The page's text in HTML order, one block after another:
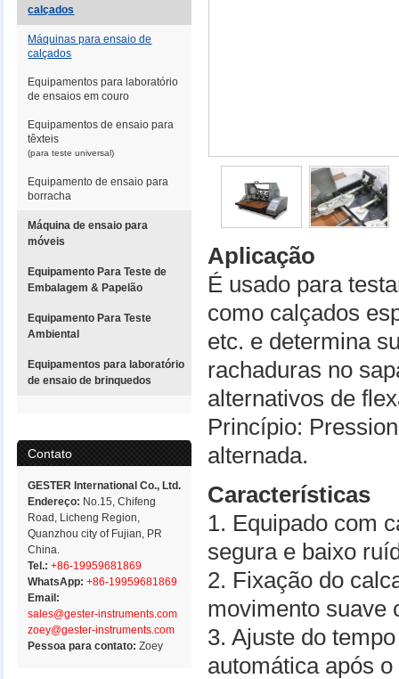
calçados
Máquinas para ensaio de
calçados
Equipamentos para laboratório
de ensaios em couro
Equipamentos de ensaio para
têxteis
(para teste universal)
Equipamento de ensaio para
borracha
Máquina de ensaio para
móveis
Equipamento Para Teste de
Embalagem & Papelão
Equipamento Para Teste
Ambiental
Equipamentos para laboratório
de ensaio de brinquedos
Contato
GESTER International Co., Ltd.
Endereço: No.15, Chifeng
Road, Licheng Region,
Quanzhou city of Fujian, PR
China.
Tel.: +86-19959681869
WhatsApp: +86-19959681869
Email:
sales@gester-instruments.com
zoey@gester-instruments.com
Pessoa para contato:Zoey
Aplicação
É usado para
como calçados
etc. e determina
rachaduras no
alternativos de
Princípio:
alternada.
Características
1. Equipado com
segura e baixo
2. Fixação do
movimento suave
3. Ajuste do
automática após o